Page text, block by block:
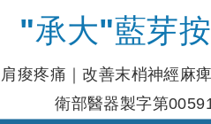
"承大"藍芽
痠疼痛｜改善末梢神經麻
衛部醫器製字第